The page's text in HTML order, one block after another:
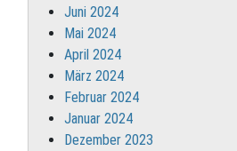
Juni 2024
Mai 2024
April 2024
März 2024
Februar 2024
Januar 2024
Dezember 2023